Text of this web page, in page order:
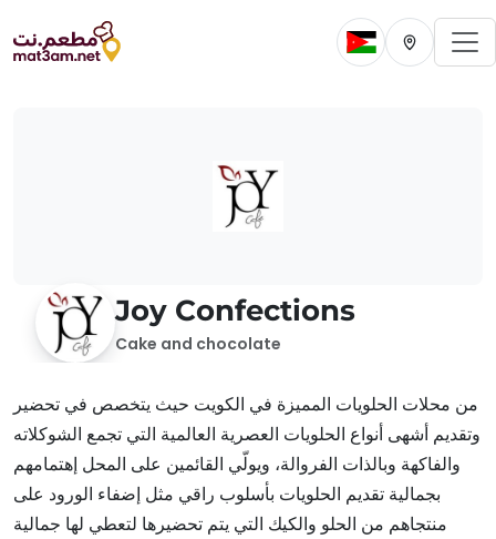
Change current
Change
Joy Confections
Cake and chocolate
من محلات الحلويات المميزة في الكويت حيث يتخصص في تحضير
وتقديم أشهى أنواع الحلويات العصرية العالمية التي تجمع الشوكلاته
والفاكهة وبالذات الفروالة، ويولّي القائمين على المحل إهتمامهم
بجمالية تقديم الحلويات بأسلوب راقي مثل إضفاء الورود على
منتجاهم من الحلو والكيك التي يتم تحضيرها لتعطي لها جمالية